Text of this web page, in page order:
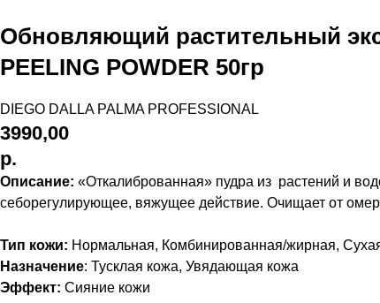
Обновляющий растительный
PEELING POWDER 50гр
DIEGO DALLA PALMA PROFESSIONAL
3990,00
р.
Описание: «Откалиброванная» пудра из растений и
себорегулирующее, вяжущее действие. Очищает от
Тип кожи: Нормальная, Комбинированная/жирная,
Назначение: Тусклая кожа, Увядающая кожа
Эффект: Cияние кожи